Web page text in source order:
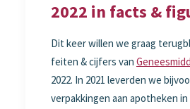
2022 in facts &
Dit keer willen we graag
feiten & cijfers van
2022. In 2021 leverden we
verpakkingen aan apotheken